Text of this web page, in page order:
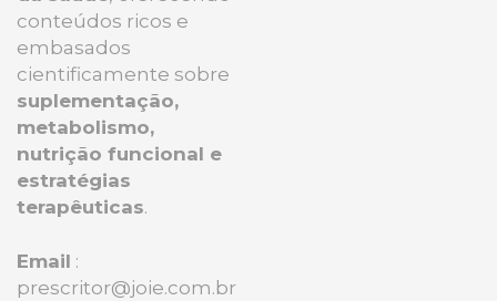
conteúdos ricos e
embasados
cientificamente sobre
suplementação,
metabolismo,
nutrição funcional e
estratégias
terapêuticas.
Email :
prescritor@joie.com.br